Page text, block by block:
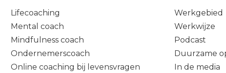
Lifecoaching
Mental coach
Mindfulness coach
Ondernemerscoach
Online coaching bij levensvragen
Werkgebied
Werkwijze
Podcast
Duurzame
In de media